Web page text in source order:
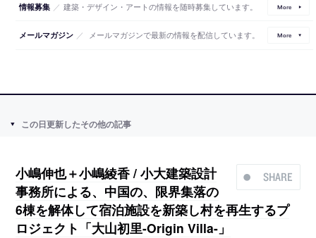
情報募集 ／ 建築・デザイン・アートの情報を随時募集しています。 More
メールマガジン ／ メールマガジンで最新の情報を配信しています。 More
この日更新したその他の記事
SHARE
小嶋伸也＋小嶋綾香 / 小大建築設計
事務所による、中国の、限界集落の
6棟を解体して宿泊施設を新築し村を再生するプ
ロジェクト「大山初里-Origin Villa-」